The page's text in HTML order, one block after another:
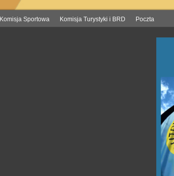
Komisja Sportowa Komisja Turystyki i BRD Poczta